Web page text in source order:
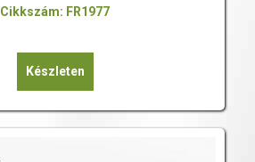
was:
000 Ft.
is:
100 Ft.
Cikkszám: FR1977
Készleten